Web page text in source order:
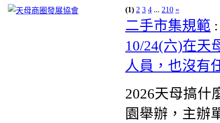
(1) 2 3 4 ... 210 »
二手市集規範
10/24(六)在天
人員，也沒有
2026天母搞什
園舉辦，主辦